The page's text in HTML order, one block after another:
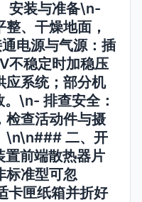
安装与准备\n-
整、干燥地面，
电源与气源：插
不稳定时加稳压
应系统；部分机
。\n- 排查安全：
检查活动件与摄
\n\n### 二、开
置前端散热器片
标准型可忽
卡匣纸箱并折好